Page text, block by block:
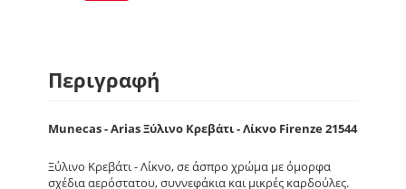
Περιγραφή
Munecas - Arias Ξύλινο Κρεβάτι - Λίκνο Firenze 21544
Ξύλινο Κρεβάτι - Λίκνο, σε άσπρο χρώμα με όμορφα
σχέδια αερόστατου, συννεφάκια και μικρές καρδούλες.